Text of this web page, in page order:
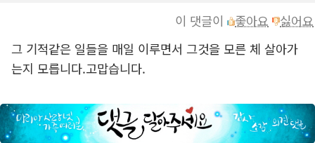
이 댓글이
좋아요
싫어요
그 기적같은 일들을 매일 이루면서 그것을 모른 체 살아가
는지 모릅니다.고맙습니다.